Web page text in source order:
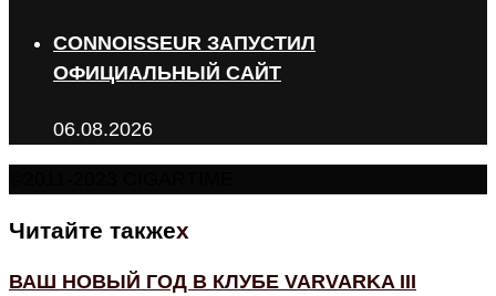
CONNOISSEUR ЗАПУСТИЛ
ОФИЦИАЛЬНЫЙ САЙТ
06.08.2026
Читайте такжеx
ВАШ НОВЫЙ ГОД В КЛУБЕ VARVARKA III